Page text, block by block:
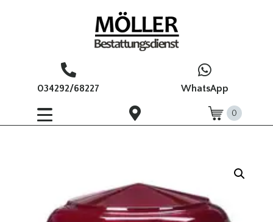
034292/68227 WhatsApp
0